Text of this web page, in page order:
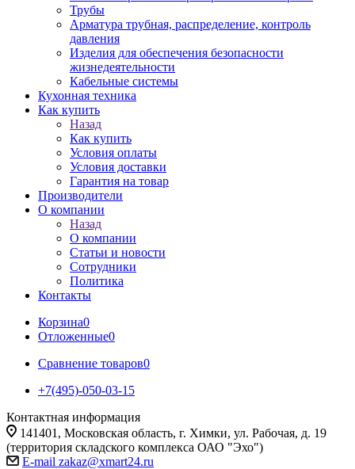
Трубы
Арматура трубная, распределение, контроль
давления
Изделия для обеспечения безопасности
жизнедеятельности
Кабельные системы
Кухонная техника
Как купить
Назад
Как купить
Условия оплаты
Условия доставки
Гарантия на товар
Производители
О компании
Назад
О компании
Статьи и новости
Сотрудники
Политика
Контакты
Корзина0
Отложенные0
Сравнение товаров0
+7(495)-050-03-15
Контактная информация
141401, Московская область, г. Химки, ул. Рабочая, д. 19
(территория складского комплекса ОАО "Эхо")
E-mail zakaz@xmart24.ru